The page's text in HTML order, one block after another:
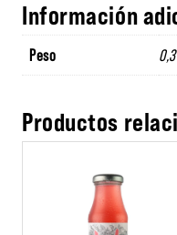
Información
Peso
Productos